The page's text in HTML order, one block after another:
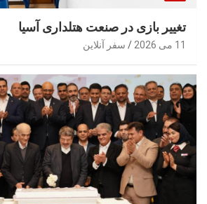
تغییر بازی در صنعت هتلداری آسیا
11 می 2026 سفر آنلاین